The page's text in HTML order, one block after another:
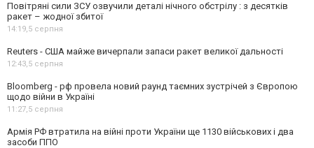
Повітряні сили ЗСУ озвучили деталі нічного обстрілу : з десятків
ракет – жодної збитої
14:19,5 серпня
Reuters - США майже вичерпали запаси ракет великої дальності
12:43,5 серпня
Bloomberg - рф провела новий раунд таємних зустрічей з Європою
щодо війни в Україні
11:27,5 серпня
Армія РФ втратила на війні проти України ще 1130 військових і два
засоби ППО